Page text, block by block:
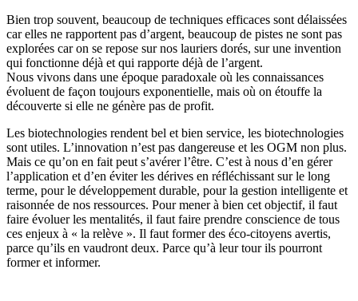
Bien trop souvent, beaucoup de techniques efficaces sont délaissées
car elles ne rapportent pas d’argent, beaucoup de pistes ne sont pas
explorées car on se repose sur nos lauriers dorés, sur une invention
qui fonctionne déjà et qui rapporte déjà de l’argent.
Nous vivons dans une époque paradoxale où les connaissances
évoluent de façon toujours exponentielle, mais où on étouffe la
découverte si elle ne génère pas de profit.
Les biotechnologies rendent bel et bien service, les biotechnologies
sont utiles. L’innovation n’est pas dangereuse et les OGM non plus.
Mais ce qu’on en fait peut s’avérer l’être. C’est à nous d’en gérer
l’application et d’en éviter les dérives en réfléchissant sur le long
terme, pour le développement durable, pour la gestion intelligente et
raisonnée de nos ressources. Pour mener à bien cet objectif, il faut
faire évoluer les mentalités, il faut faire prendre conscience de tous
ces enjeux à « la relève ». Il faut former des éco-citoyens avertis,
parce qu’ils en vaudront deux. Parce qu’à leur tour ils pourront
former et informer.